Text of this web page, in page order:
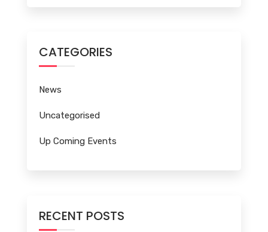
CATEGORIES
News
Uncategorised
Up Coming Events
RECENT POSTS